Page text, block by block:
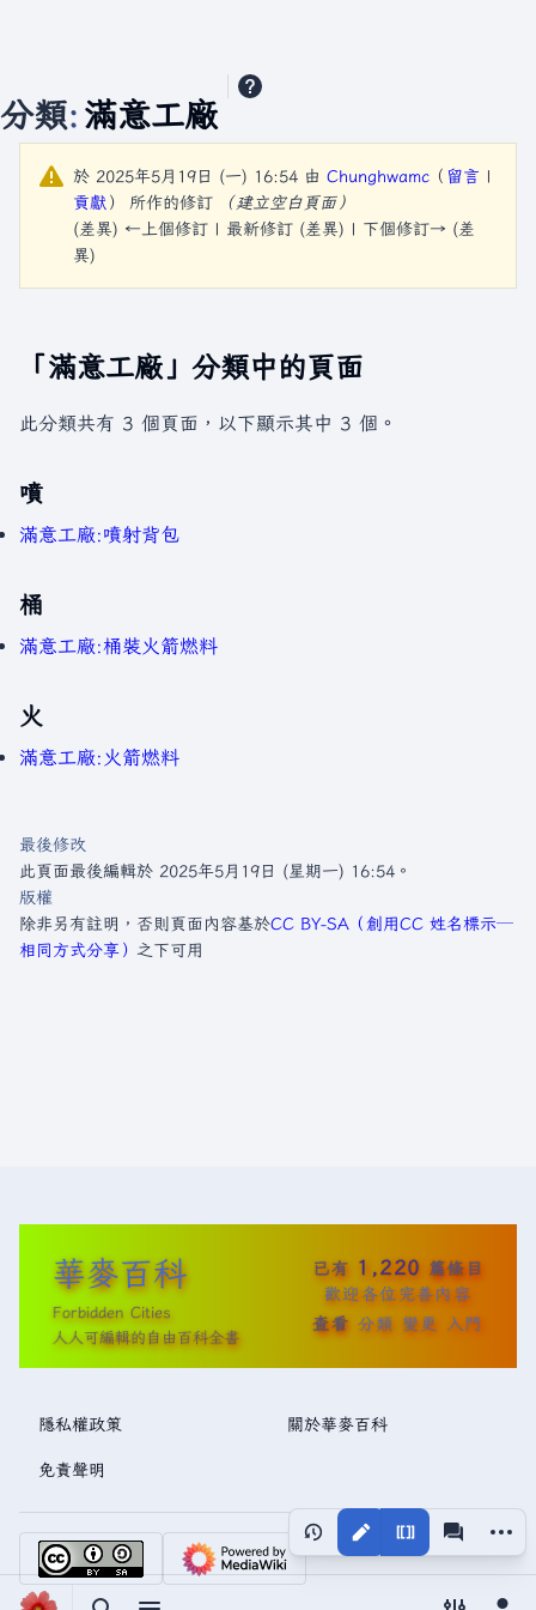
分類: 滿意工廠
視圖 更多
於 2025年5月19日 (一) 16:54 由 Chunghwamc （ 留言 |
貢獻 ） 所作的修訂
（建立空白頁面）
(差異) ←上個修訂 | 最新修訂 (差異) | 下個修訂→ (差
異)
「滿意工廠」分類中的頁面
此分類共有 3 個頁面，以下顯示其中 3 個。
噴
滿意工廠:噴射背包
桶
滿意工廠:桶裝火箭燃料
火
滿意工廠:火箭燃料
最後修改
此頁面最後編輯於 2025年5月19日 (星期一) 16:54。
版權
除非另有註明，否則頁面內容基於CC BY-SA（創用CC 姓名標示─
相同方式分享） 之下可用
華麥百科
Forbidden Cities
人人可編輯的自由百科全書
已有 1,220 篇條目
歡迎各位完善內容
查看 分類 變更 入門
隱私權政策 關於華麥百科
免責聲明